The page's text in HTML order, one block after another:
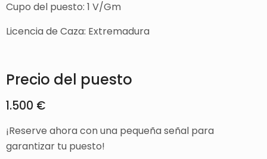
Cupo del puesto: 1 V/Gm
Licencia de Caza: Extremadura
Precio del puesto
1.500 €
¡Reserve ahora con una pequeña señal para
garantizar tu puesto!